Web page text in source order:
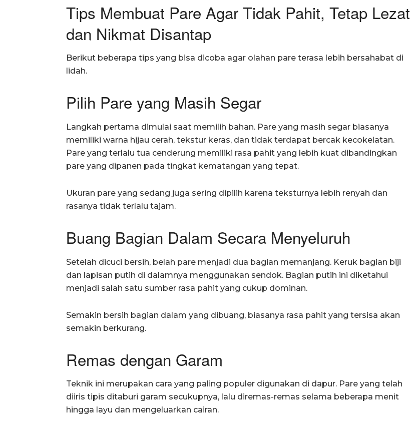
Tips Membuat Pare Agar Tidak Pahit, Tetap Lezat
dan Nikmat Disantap
Berikut beberapa tips yang bisa dicoba agar olahan pare terasa lebih bersahabat di
lidah.
Pilih Pare yang Masih Segar
Langkah pertama dimulai saat memilih bahan. Pare yang masih segar biasanya
memiliki warna hijau cerah, tekstur keras, dan tidak terdapat bercak kecokelatan.
Pare yang terlalu tua cenderung memiliki rasa pahit yang lebih kuat dibandingkan
pare yang dipanen pada tingkat kematangan yang tepat.
Ukuran pare yang sedang juga sering dipilih karena teksturnya lebih renyah dan
rasanya tidak terlalu tajam.
Buang Bagian Dalam Secara Menyeluruh
Setelah dicuci bersih, belah pare menjadi dua bagian memanjang. Keruk bagian biji
dan lapisan putih di dalamnya menggunakan sendok. Bagian putih ini diketahui
menjadi salah satu sumber rasa pahit yang cukup dominan.
Semakin bersih bagian dalam yang dibuang, biasanya rasa pahit yang tersisa akan
semakin berkurang.
Remas dengan Garam
Teknik ini merupakan cara yang paling populer digunakan di dapur. Pare yang telah
diiris tipis ditaburi garam secukupnya, lalu diremas-remas selama beberapa menit
hingga layu dan mengeluarkan cairan.